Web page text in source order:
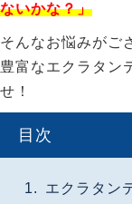
ないかな？」
そんなお悩みがご
豊富なエクラタン
せ！
目次
エクラタン